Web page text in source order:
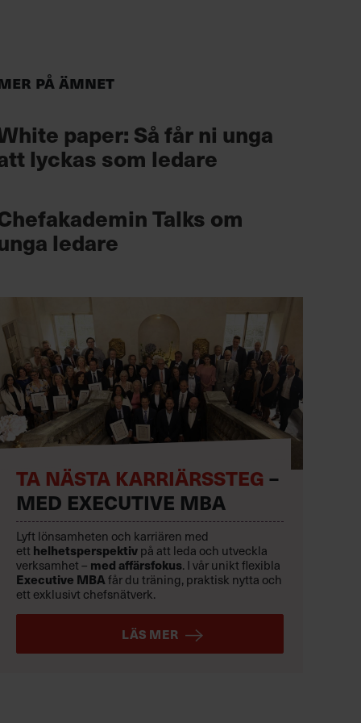
på ämnet
paper: Så får ni unga
lyckas som ledare
Talks om
ledare
TA NÄSTA KARRIÄRSSTEG –
MED EXECUTIVE MBA
Lyft lönsamheten och karriären med
ett helhetsperspektivpå att leda och utveckla
verksamhet – med affärsfokus. I vår unikt flexibla
Executive MBAfår du träning, praktisk nytta och
ett exklusivt chefsnätverk.
LÄS MER